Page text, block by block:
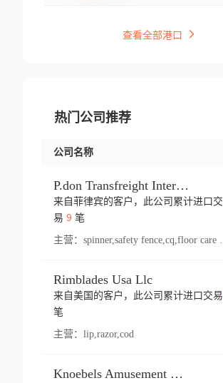
查看全部港口
热门公司推荐
公司名称
P.don Transfreight International
来自菲律宾的客户，此公司累计进口交
易 9 笔
主营：
Rimblades Usa Llc
来自美国的客户，此公司累计进口交易
笔
主营： lip,razor,cod
Knoebels Amusement Resort